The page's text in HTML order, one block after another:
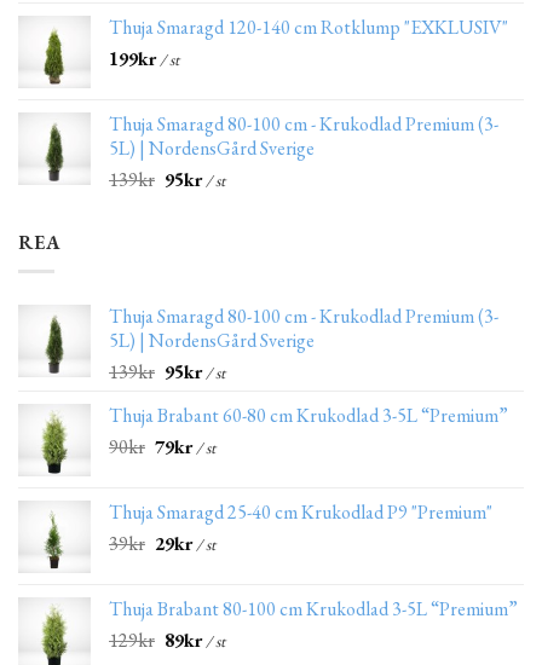
Thuja Smaragd 120-140 cm Rotklump "EXKLUSIV"
199kr/ st
Thuja Smaragd 80-100 cm - Krukodlad Premium (3-
5L) | NordensGård Sverige
139kr 95kr/ st
REA
Thuja Smaragd 80-100 cm - Krukodlad Premium (3-
5L) | NordensGård Sverige
139kr 95kr/ st
Thuja Brabant 60-80 cm Krukodlad 3-5L “Premium”
90kr 79kr/ st
Thuja Smaragd 25-40 cm Krukodlad P9 "Premium"
39kr 29kr/ st
Thuja Brabant 80-100 cm Krukodlad 3-5L “Premium”
129kr 89kr/ st